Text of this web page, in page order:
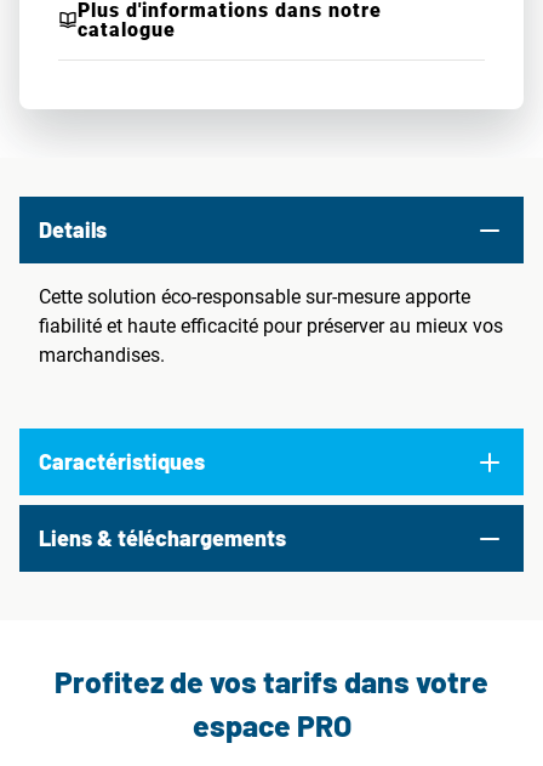
Plus d'informations dans notre
catalogue
Details
Cette solution éco-responsable sur-mesure apporte
fiabilité et haute efficacité pour préserver au mieux vos
marchandises.
Caractéristiques
Liens & téléchargements
Profitez de vos tarifs dans votre
espace PRO